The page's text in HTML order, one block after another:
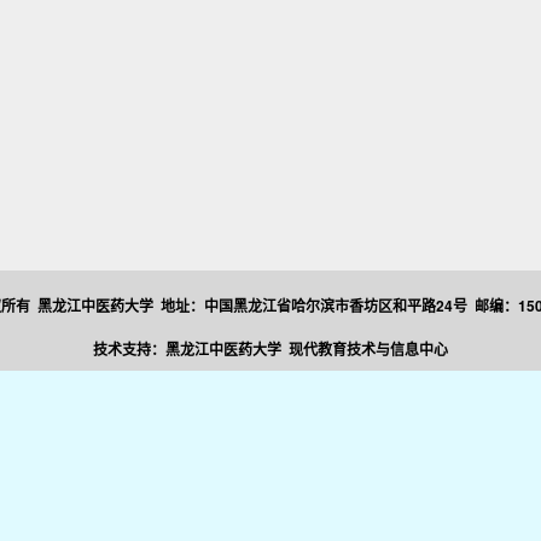
有 黑龙江中医药大学 地址：中国黑龙江省哈尔滨市香坊区和平路24号 邮编：
技术支持：黑龙江中医药大学 现代教育技术与信息中心